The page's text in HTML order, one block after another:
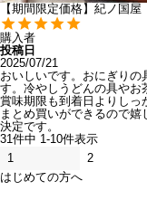
【期間限定価格】紀ノ国
購入者
投稿日
2025/07/21
おいしいです。おにぎりの
す。冷やしうどんの具やお
賞味期限も到着日よりしっ
まとめ買いができるので
決定です。
31 件中 1 -10件表示
1
2
はじめての方へ